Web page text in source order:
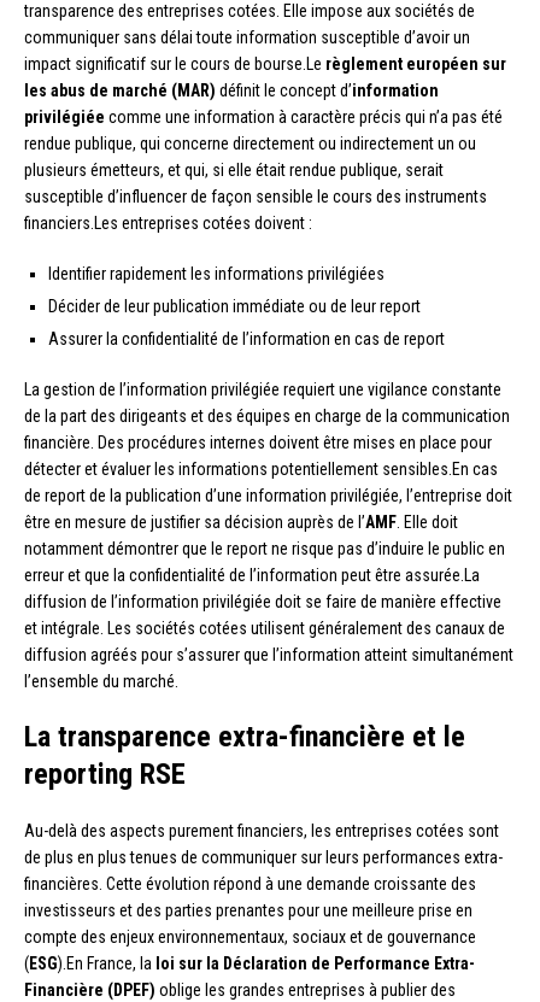
transparence des entreprises cotées. Elle impose aux sociétés de
communiquer sans délai toute information susceptible d’avoir un
impact significatif sur le cours de bourse.Le règlement européen sur
les abus de marché (MAR) définit le concept d’information
privilégiée comme une information à caractère précis qui n’a pas été
rendue publique, qui concerne directement ou indirectement un ou
plusieurs émetteurs, et qui, si elle était rendue publique, serait
susceptible d’influencer de façon sensible le cours des instruments
financiers.Les entreprises cotées doivent :
Identifier rapidement les informations privilégiées
Décider de leur publication immédiate ou de leur report
Assurer la confidentialité de l’information en cas de report
La gestion de l’information privilégiée requiert une vigilance constante
de la part des dirigeants et des équipes en charge de la communication
financière. Des procédures internes doivent être mises en place pour
détecter et évaluer les informations potentiellement sensibles.En cas
de report de la publication d’une information privilégiée, l’entreprise doit
être en mesure de justifier sa décision auprès de l’AMF . Elle doit
notamment démontrer que le report ne risque pas d’induire le public en
erreur et que la confidentialité de l’information peut être assurée.La
diffusion de l’information privilégiée doit se faire de manière effective
et intégrale. Les sociétés cotées utilisent généralement des canaux de
diffusion agréés pour s’assurer que l’information atteint simultanément
l’ensemble du marché.
La transparence extra-financière et le
reporting RSE
Au-delà des aspects purement financiers, les entreprises cotées sont
de plus en plus tenues de communiquer sur leurs performances extra-
financières. Cette évolution répond à une demande croissante des
investisseurs et des parties prenantes pour une meilleure prise en
compte des enjeux environnementaux, sociaux et de gouvernance
(ESG).En France, la loi sur la Déclaration de Performance Extra-
Financière (DPEF) oblige les grandes entreprises à publier des